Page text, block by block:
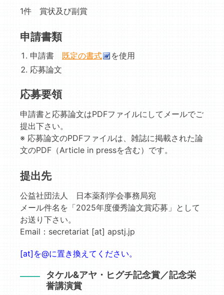
1件 賞状及び副賞
申請書類
申請書 既定の書式
を使用
応募論文
応募要領
申請書と応募論文はPDFファイルにしてメールでご
提出下さい。
※ 応募論文のPDFファイルは、雑誌に掲載された論
文のPDF（Article in pressを含む）です。
提出先
公益社団法人 日本薬剤学会事務局宛
メール件名を「2025年度優秀論文賞応募」として
お送り下さい。
Email：secretariat [at] apstj.jp
[at]を@に置き換えてください。
タケル&アヤ・ヒグチ記念賞／記念栄
誉講演賞